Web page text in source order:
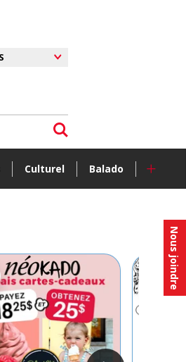
Nous joindre
Culturel Balado +